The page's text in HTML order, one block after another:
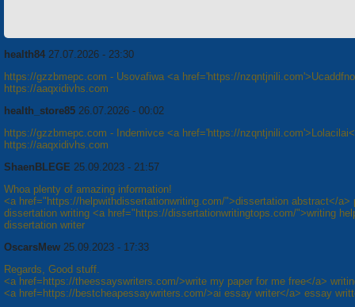
health84 27.07.2026 - 23:30
https://gzzbmepc.com - Usovafiwa <a href='https://
https://aaqxidivhs.com
health_store85 26.07.2026 - 00:02
https://gzzbmepc.com - Indemivce <a href='https://
https://aaqxidivhs.com
ShaenBLEGE 25.09.2023 - 21:57
Whoa plenty of amazing information!
<a href="https://helpwithdissertationwriting.com/">dissertation abstract</a>
dissertation writing <a href="https://dissertationwritingtops.com/">writing
dissertation writer
OscarsMew 25.09.2023 - 17:33
Regards, Good stuff.
<a href=https://theessayswriters.com/>write my paper for me free</a>
<a href=https://bestcheapessaywriters.com/>ai essay writer</a> essay